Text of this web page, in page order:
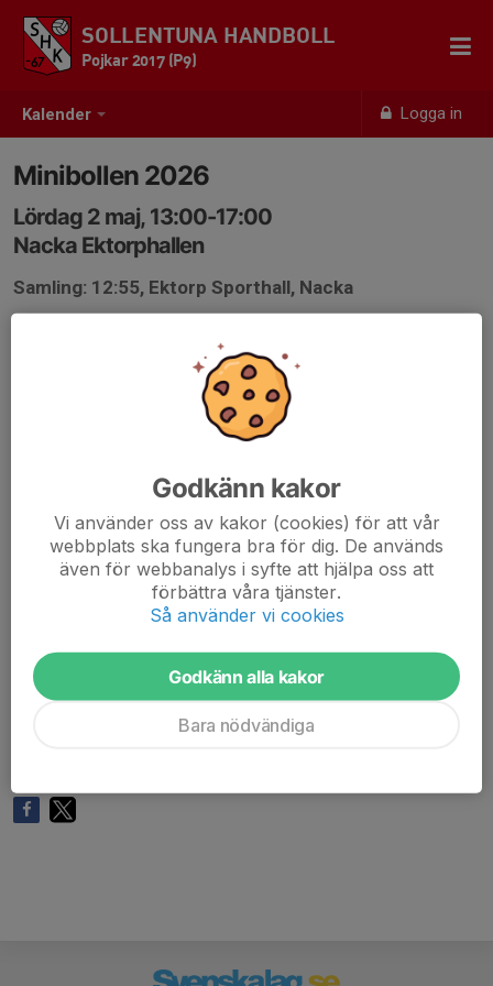
Kalender Logga in
SOLLENTUNA HANDBOLL
Pojkar 2017 (P9)
Minibollen 2026
Lördag 2 maj, 13:00-17:00
Nacka Ektorphallen
Samling: 12:55, Ektorp Sporthall, Nacka
Matchnr Speldatum Starttid Hemma Borta
25 6 69402 01 2026-05-02 13:45 Gustavsbergs IF HK
- Skuru IK 4
25 6 69402 05 2026-05-02 15:00 Sollentuna HK P2017
25 6 69402 08 2026-05-02 15:30 IFK Tumba HK -
Sollentuna HK P2017
25 6 69407 01 2026-05-02 16:30 Hammarby IF HF -
Godkänn kakor
Vi använder oss av kakor (cookies) för att vår
webbplats ska fungera bra för dig. De används
även för webbanalys i syfte att hjälpa oss att
förbättra våra tjänster.
Så använder vi cookies
Godkänn alla kakor
Bara nödvändiga